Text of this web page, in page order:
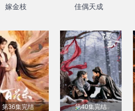
嫁金枝 佳偶天成
第36集完结 第40集完结